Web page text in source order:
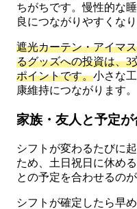
ちがちです。慢性的な
良につながりやすくなり
遮光カーテン・アイマ
るグッズへの投資は、3
ポイントです。小さな
康維持につながります。
家族・友人と予定
シフトが変わるたびに
ため、土日祝日に休め
との予定を合わせるの
シフトが確定したら早